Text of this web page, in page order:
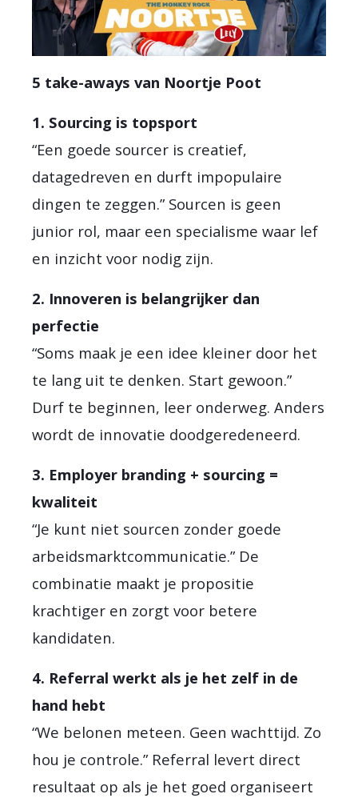
5 take-aways van Noortje Poot
1. Sourcing is topsport
“Een goede sourcer is creatief,
datagedreven en durft impopulaire
dingen te zeggen.” Sourcen is geen
junior rol, maar een specialisme waar lef
en inzicht voor nodig zijn.
2. Innoveren is belangrijker dan
perfectie
“Soms maak je een idee kleiner door het
te lang uit te denken. Start gewoon.”
Durf te beginnen, leer onderweg. Anders
wordt de innovatie doodgeredeneerd.
3. Employer branding + sourcing =
kwaliteit
“Je kunt niet sourcen zonder goede
arbeidsmarktcommunicatie.” De
combinatie maakt je propositie
krachtiger en zorgt voor betere
kandidaten.
4. Referral werkt als je het zelf in de
hand hebt
“We belonen meteen. Geen wachttijd. Zo
hou je controle.” Referral levert direct
resultaat op als je het goed organiseert